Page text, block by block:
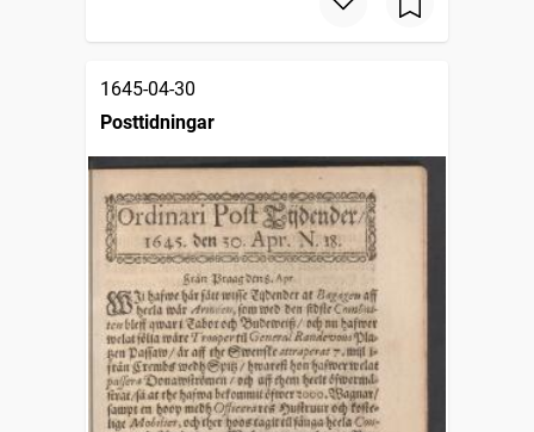
1645-04-30
Posttidningar